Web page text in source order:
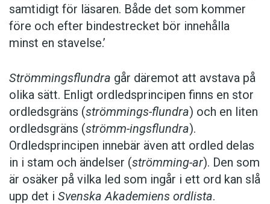
samtidigt för läsaren. Både det som kommer
före och efter bindestrecket bör innehålla
minst en stavelse.’
Strömmingsflundra går däremot att avstava på
olika sätt. Enligt ordledsprincipen finns en stor
ordledsgräns (strömmings-flundra) och en liten
ordledsgräns (strömm-ingsflundra).
Ordledsprincipen innebär även att ordled delas
in i stam och ändelser (strömming-ar). Den som
är osäker på vilka led som ingår i ett ord kan slå
upp det i Svenska Akademiens ordlista.